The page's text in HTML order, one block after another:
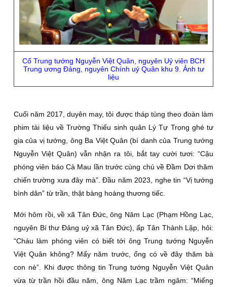
Cố Trung tướng Nguyễn Việt Quân, nguyên Uỷ viên BCH
Trung ương Ðảng, nguyên Chính uỷ Quân khu 9. Ảnh tư
liệu
Cuối năm 2017, duyên may, tôi được tháp tùng theo đoàn làm
phim tài liệu về Trường Thiếu sinh quân Lý Tự Trọng ghé tư
gia của vị tướng, ông Ba Việt Quân (bí danh của Trung tướng
Nguyễn Việt Quân) vẫn nhận ra tôi, bắt tay cười tươi: “Cậu
phóng viên báo Cà Mau lần trước cùng chú về Ðầm Dơi thăm
chiến trường xưa đây mà”. Ðầu năm 2023, nghe tin “Vị tướng
bình dân” từ trần, thật bàng hoàng thương tiếc.
Mới hôm rồi, về xã Tân Ðức, ông Năm Lạc (Phạm Hồng Lạc,
nguyên Bí thư Ðảng uỷ xã Tân Ðức), ấp Tân Thành Lập, hỏi:
“Cháu làm phóng viên có biết tới ông Trung tướng Nguyễn
Việt Quân không? Mấy năm trước, ổng có về đây thăm bà
con nè”. Khi được thông tin Trung tướng Nguyễn Việt Quân
vừa từ trần hồi đầu năm, ông Năm Lạc trầm ngâm: “Miếng